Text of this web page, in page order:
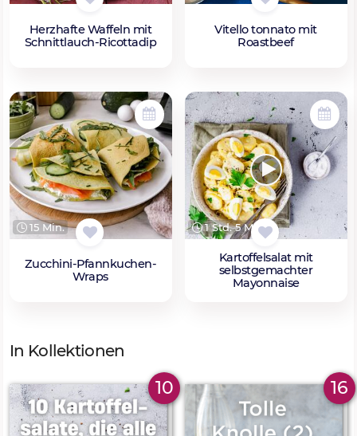
Herzhafte Waffeln mit
Schnittlauch-Ricottadip
Vitello tonnato mit
Roastbeef
15 Min.
Zucchini-Pfannkuchen-
Wraps
1 Std. 5 Min.
Kartoffelsalat mit
selbstgemachter
Mayonnaise
In Kollektionen
10 16